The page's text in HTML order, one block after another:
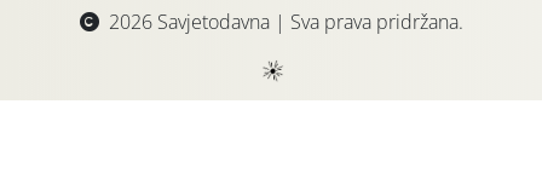
2026 Savjetodavna | Sva prava pridržana.